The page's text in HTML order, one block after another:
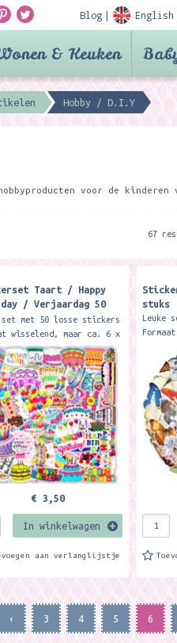
Blog English
& Keuken
Hobby / D.I.Y
voor de kinderen
67
Taart / Happy
/ Verjaardag 50
set met 50 losse stickers
wisselend, maar ca. 6 x
€ 3,50
In winkelwagen
aan verlanglijstje
stuks
Leuke
‹ 3 4 5 6